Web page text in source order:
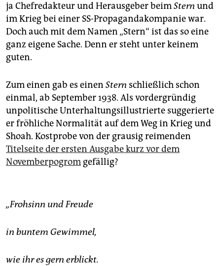
ja Chefredakteur und Herausgeber beimStern und
im Krieg bei einer SS-Propagandakompanie war.
Doch auch mit dem Namen „Stern“ ist das so eine
ganz eigene Sache. Denn er steht unter keinem
guten.
Zum einen gab es einen Stern schließlich schon
einmal, ab September 1938. Als vordergründig
unpolitische Unterhaltungsillustrierte sug­ge­rierte
er fröhliche Normalität auf dem Weg in Krieg und
Shoah. Kostprobe von der grausig reimenden
Titelseite der ersten Ausgabe kurz vor dem
Novemberpogrom gefällig?
„Frohsinn und Freude
in buntem Gewimmel,
wie ihr es gern erblickt.